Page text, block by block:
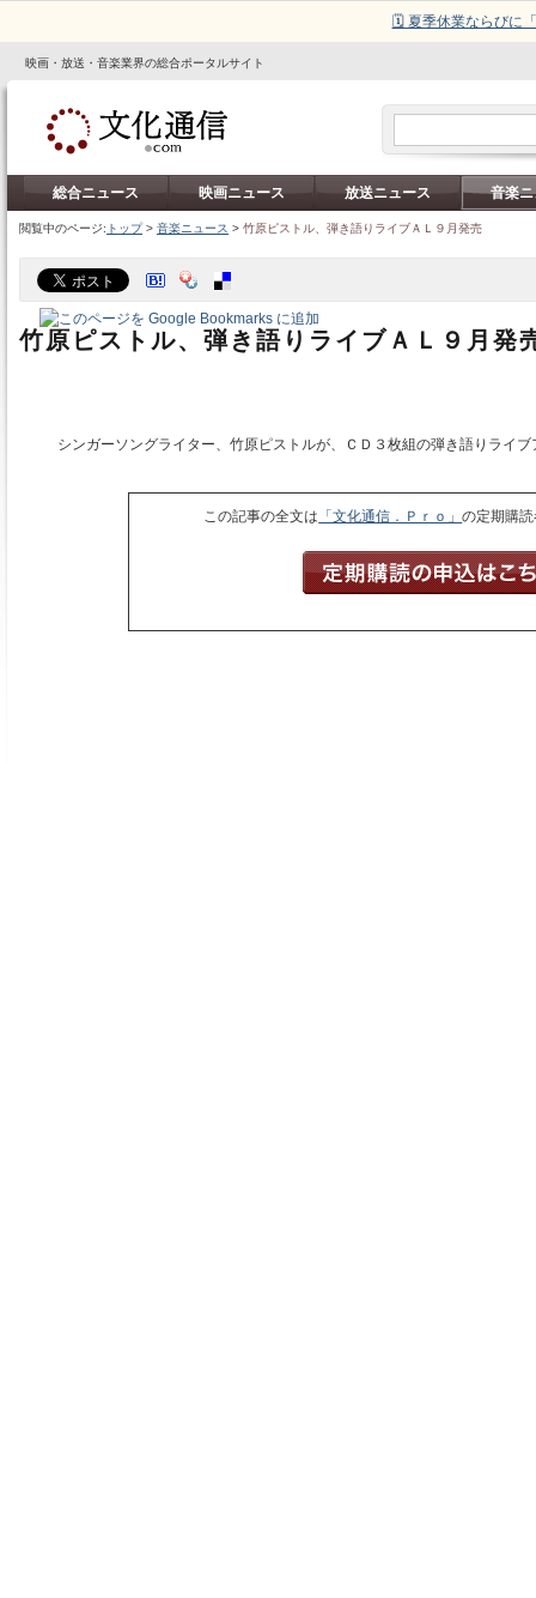
🗓️ 夏季休業ならびに
映画・放送・音楽業界の総合ポータルサイト
総合ニュース 映画ニュース 放送ニュース 音楽
閲覧中のページ: トップ> 音楽ニュース > 竹原ピストル、弾き語りライブＡＬ９月発売
竹原ピストル、弾き語りライブＡＬ９月発
シンガーソングライター、竹原ピストルが、ＣＤ３枚組の弾き語りライ
この記事の全文は 「文化通信．Ｐｒｏ」の定期購